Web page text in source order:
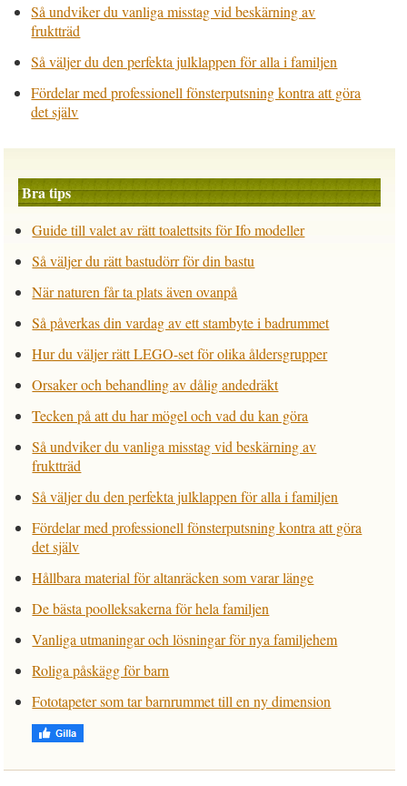
Så undviker du vanliga misstag vid beskärning av
fruktträd
Så väljer du den perfekta julklappen för alla i familjen
Fördelar med professionell fönsterputsning kontra att göra
det själv
Bra tips
Guide till valet av rätt toalettsits för Ifo modeller
Så väljer du rätt bastudörr för din bastu
När naturen får ta plats även ovanpå
Så påverkas din vardag av ett stambyte i badrummet
Hur du väljer rätt LEGO-set för olika åldersgrupper
Orsaker och behandling av dålig andedräkt
Tecken på att du har mögel och vad du kan göra
Så undviker du vanliga misstag vid beskärning av
fruktträd
Så väljer du den perfekta julklappen för alla i familjen
Fördelar med professionell fönsterputsning kontra att göra
det själv
Hållbara material för altanräcken som varar länge
De bästa poolleksakerna för hela familjen
Vanliga utmaningar och lösningar för nya familjehem
Roliga påskägg för barn
Fototapeter som tar barnrummet till en ny dimension